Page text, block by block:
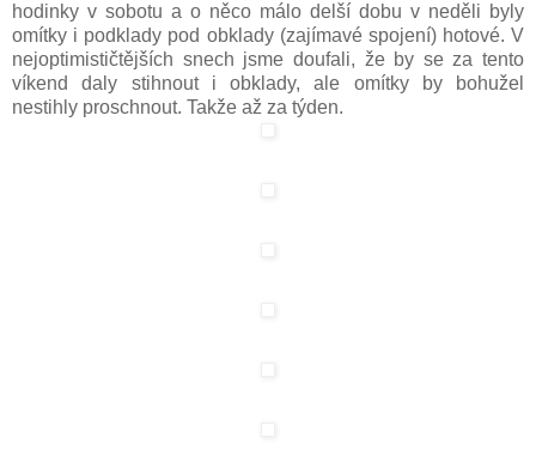
hodinky v sobotu a o něco málo delší dobu v neděli byly
omítky i podklady pod obklady (zajímavé spojení) hotové. V
nejoptimističtějších snech jsme doufali, že by se za tento
víkend daly stihnout i obklady, ale omítky by bohužel
nestihly proschnout. Takže až za týden.